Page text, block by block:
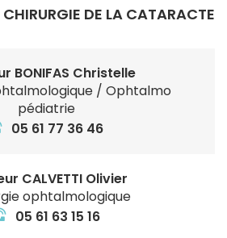
CHIRURGIE DE LA CATARACTE
BONIFAS Christelle
/ Ophtalmo
pédiatrie
05 61 77 36 46
CALVETTI Olivier
ophtalmologique
05 61 63 15 16